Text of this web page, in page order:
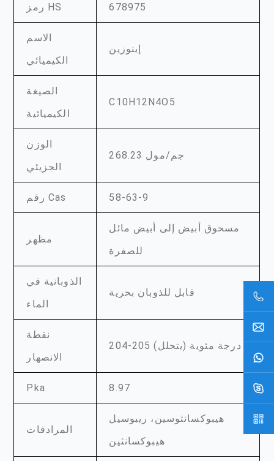
رمز HS 678975
الاسم
الكيميائي
إينوزين
الصيغة
الكيميائية
C10H12N4O5
الوزن
الجزيئي
268.23 جم/مول
رقم Cas 58-63-9
مظهر
مسحوق أبيض إلى أبيض مائل
للصفرة
الذوبانية في
الماء
قابل للذوبان بحرية
نقطة
الانصهار
204-205 درجة مئوية (يتحلل)
Pka 8.97
المرادفات
هيبوكسانثوسين، ريبوسيل
هيبوكسانثين